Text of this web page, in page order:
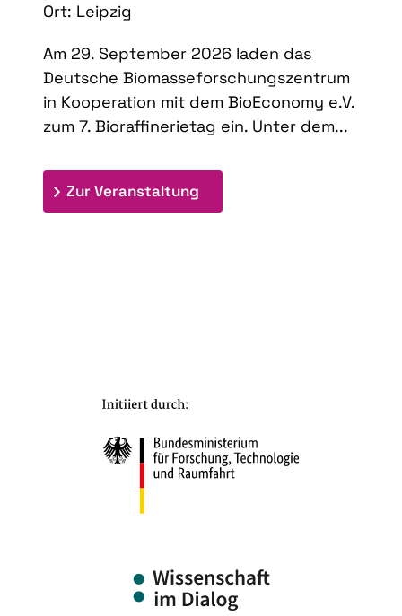
Ort: Leipzig
Am 29. September 2026 laden das
Deutsche Biomasseforschungszentrum
in Kooperation mit dem BioEconomy e.V.
zum 7. Bioraffinerietag ein. Unter dem...
Zur Veranstaltung